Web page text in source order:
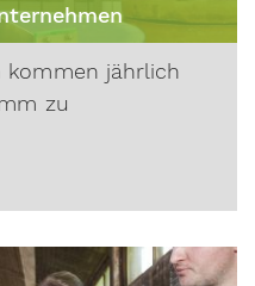
kommen jährlich
zu